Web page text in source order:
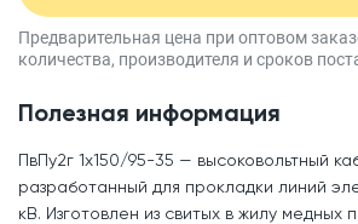
Предварительная цена при оптовом
количества, производителя и сроков
Полезная информация
ПвПу2г 1x150/95-35 — высоковольтный
разработанный для прокладки линий
кВ. Изготовлен из свитых в жилу медных